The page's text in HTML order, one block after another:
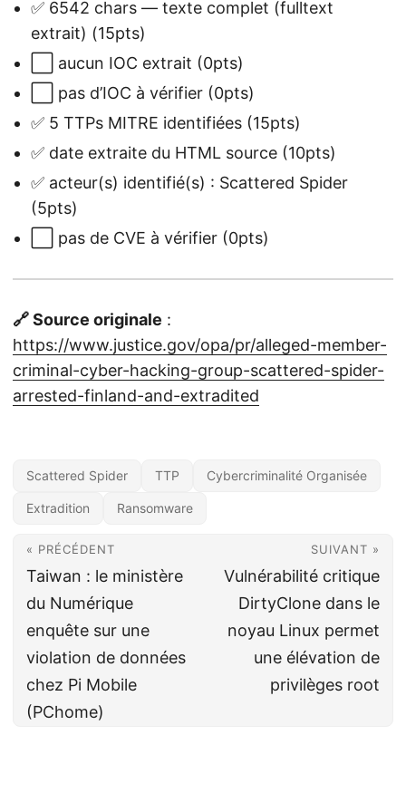
✅ 6542 chars — texte complet (fulltext
extrait) (15pts)
⬜ aucun IOC extrait (0pts)
⬜ pas d’IOC à vérifier (0pts)
✅ 5 TTPs MITRE identifiées (15pts)
✅ date extraite du HTML source (10pts)
✅ acteur(s) identifié(s) : Scattered Spider
(5pts)
⬜ pas de CVE à vérifier (0pts)
🔗 Source originale :
https://www.justice.gov/opa/pr/alleged-member-
criminal-cyber-hacking-group-scattered-spider-
arrested-finland-and-extradited
Scattered Spider TTP Cybercriminalité Organisée
Extradition Ransomware
« PRÉCÉDENT
Taiwan : le ministère
du Numérique
enquête sur une
violation de données
chez Pi Mobile
(PChome)
SUIVANT »
Vulnérabilité critique
DirtyClone dans le
noyau Linux permet
une élévation de
privilèges root